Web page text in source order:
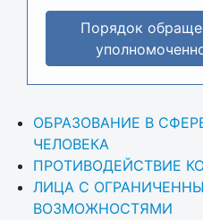
Порядок
ОБРАЗОВАНИЕ В
ЧЕЛОВЕКА
ПРОТИВОДЕЙСТВИЕ
ЛИЦА С
ВОЗМОЖНОСТЯМИ